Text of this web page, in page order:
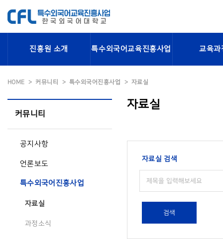
진흥원 소개 특수외국어교육진흥사업 교육과
HOME 커뮤니티 특수외국어진흥사업 자료실
커뮤니티
공지사항
언론보도
특수외국어진흥사업
자료실
과정소식
자료실
자료실 검색
검색